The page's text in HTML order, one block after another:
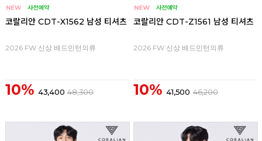
코랄리안 CDT-X1562 남성 티셔츠
2026 FW 신상 배드민턴의류
10% 43,400 48,300
코랄리안 CDT-Z1561 남성 티셔츠
2026 FW 신상 배드민턴의류
10% 41,500 46,200